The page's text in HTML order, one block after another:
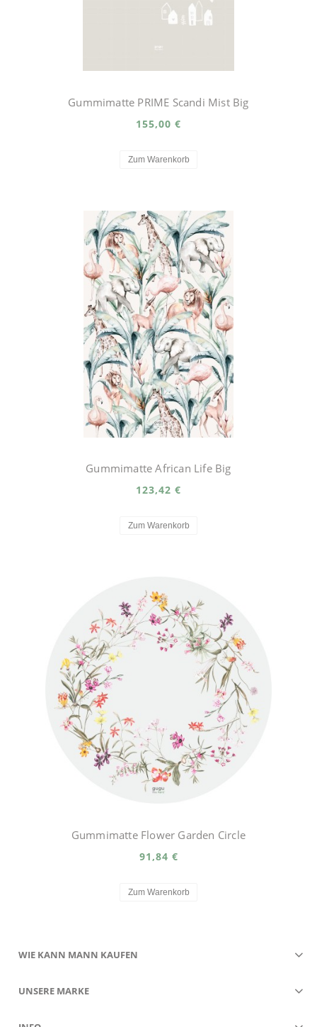
Gummimatte PRIME Scandi Mist Big
155,00 €
Zum Warenkorb
Gummimatte African Life Big
123,42 €
Zum Warenkorb
Gummimatte Flower Garden Circle
91,84 €
Zum Warenkorb
WIE KANN MANN KAUFEN
UNSERE MARKE